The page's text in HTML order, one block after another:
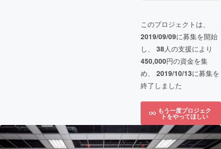
このプロジェクトは、
2019/09/09に募集を開始
し、 38人の支援により
450,000円の資金を集
め、 2019/10/13に募集を
終了しました
もう一度プロジェク
トをやってほしい